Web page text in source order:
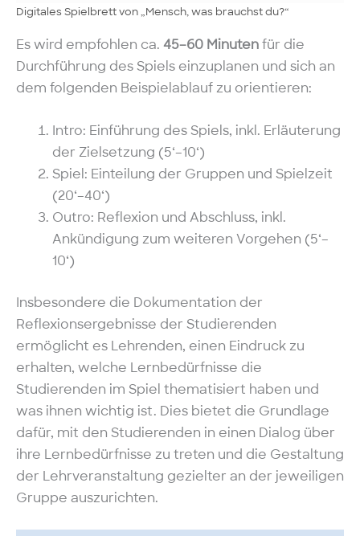
Digitales Spielbrett von „Mensch, was brauchst du?“
Es wird empfohlen ca. 45–60 Minutenfür die
Durchführung des Spiels einzuplanen und sich an
dem folgenden Beispielablauf zu orientieren:
Intro: Einführung des Spiels, inkl. Erläuterung
der Zielsetzung (5‘–10‘)
Spiel: Einteilung der Gruppen und Spielzeit
(20‘–40‘)
Outro: Reflexion und Abschluss, inkl.
Ankündigung zum weiteren Vorgehen (5‘–
10‘)
Insbesondere die Dokumentation der
Reflexionsergebnisse der Studierenden
ermöglicht es Lehrenden, einen Eindruck zu
erhalten, welche Lernbedürfnisse die
Studierenden im Spiel thematisiert haben und
was ihnen wichtig ist. Dies bietet die Grundlage
dafür, mit den Studierenden in einen Dialog über
ihre Lernbedürfnisse zu treten und die Gestaltung
der Lehrveranstaltung gezielter an der jeweiligen
Gruppe auszurichten.